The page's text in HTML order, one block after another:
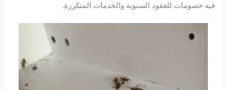
فيه خصومات للعقود السنوية والخدمات المتكررة.